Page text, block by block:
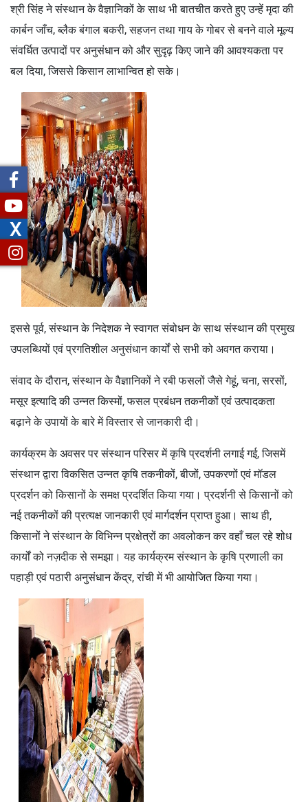
श्री सिंह ने संस्थान के वैज्ञानिकों के साथ भी बातचीत करते हुए उन्हें मृदा की
कार्बन जाँच, ब्लैक बंगाल बकरी, सहजन तथा गाय के गोबर से बनने वाले मूल्य
संवर्धित उत्पादों पर अनुसंधान को और सुदृढ़ किए जाने की आवश्यकता पर
बल दिया, जिससे किसान लाभान्वित हो सके।
इससे पूर्व, संस्थान के निदेशक ने स्वागत संबोधन के साथ संस्थान की प्रमुख
उपलब्धियों एवं प्रगतिशील अनुसंधान कार्यों से सभी को अवगत कराया।
संवाद के दौरान, संस्थान के वैज्ञानिकों ने रबी फसलों जैसे गेहूं, चना, सरसों,
मसूर इत्यादि की उन्नत किस्मों, फसल प्रबंधन तकनीकों एवं उत्पादकता
बढ़ाने के उपायों के बारे में विस्तार से जानकारी दी।
कार्यक्रम के अवसर पर संस्थान परिसर में कृषि प्रदर्शनी लगाई गई, जिसमें
संस्थान द्वारा विकसित उन्नत कृषि तकनीकों, बीजों, उपकरणों एवं मॉडल
प्रदर्शन को किसानों के समक्ष प्रदर्शित किया गया। प्रदर्शनी से किसानों को
नई तकनीकों की प्रत्यक्ष जानकारी एवं मार्गदर्शन प्राप्त हुआ। साथ ही,
किसानों ने संस्थान के विभिन्न प्रक्षेत्रों का अवलोकन कर वहाँ चल रहे शोध
कार्यों को नज़दीक से समझा। यह कार्यक्रम संस्थान के कृषि प्रणाली का
पहाड़ी एवं पठारी अनुसंधान केंद्र, रांची में भी आयोजित किया गया।
X